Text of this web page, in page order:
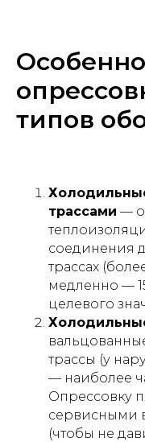
типов
трассами —
соединения
трассах
медленно —
целевого
трассы (у
— наиболее
Опрессовку
сервисными
(чтобы не